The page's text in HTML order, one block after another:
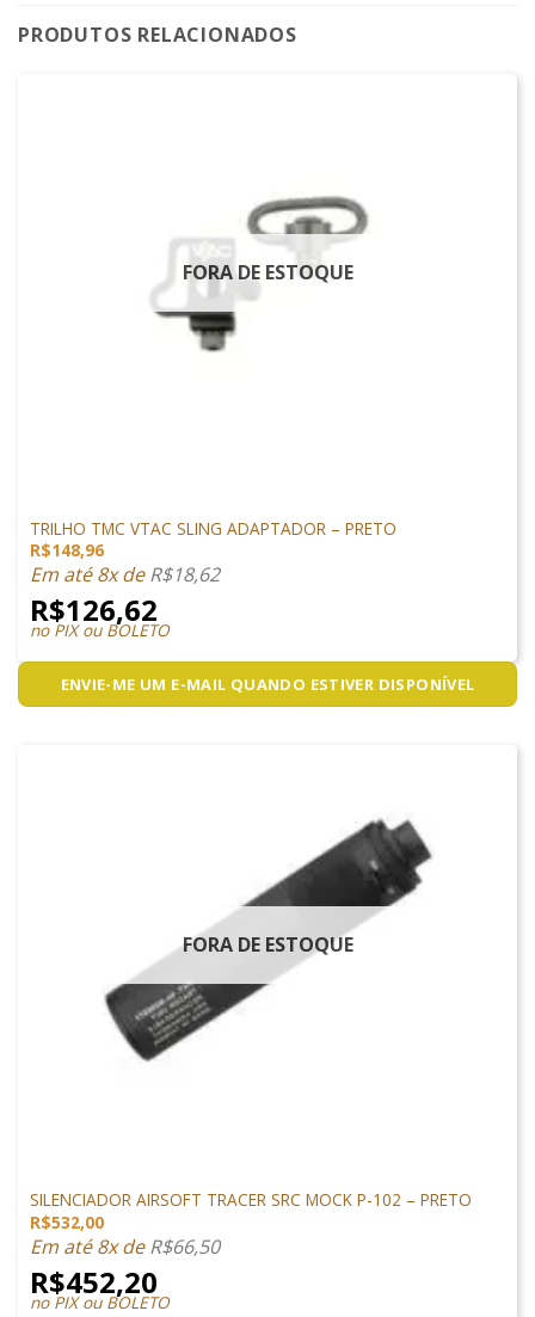
PRODUTOS RELACIONADOS
FORA DE ESTOQUE
TRILHO TMC VTAC SLING ADAPTADOR – PRETO
R$148,96
Em até 8x deR$18,62
R$126,62
no PIX ou BOLETO
ENVIE-ME UM E-MAIL QUANDO ESTIVER DISPONÍVEL
FORA DE ESTOQUE
SILENCIADOR AIRSOFT TRACER SRC MOCK P-102 – PRETO
R$532,00
Em até 8x deR$66,50
R$452,20
no PIX ou BOLETO